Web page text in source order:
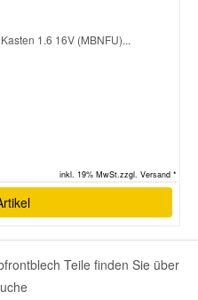
1.6 16V (MBNFU)...
inkl. 19% MwSt.zzgl. Versand *
Teile finden Sie über